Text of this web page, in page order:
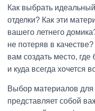
Как выбрать
отделки? Как эти
вашего летнего
не потеряв в
вам создать место, где
и куда всегда хочется
Выбор материалов для
представляет собой